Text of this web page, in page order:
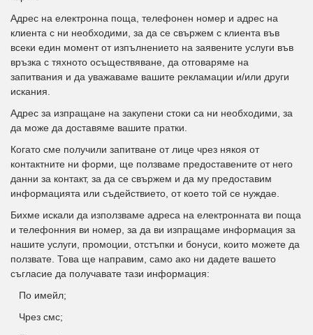
Адрес на електронна поща, телефонен номер и адрес на
клиента с ни необходими, за да се свържем с клиента във
всеки един момент от изпълнението на заявените услуги във
връзка с тяхното осъществяване, да отговаряме на
запитвания и да уважаваме вашите рекламации и/или други
искания.
Адрес за изпращане на закупени стоки са ни необходими, за
да може да доставяме вашите пратки.
Когато сме получили запитване от лице чрез някоя от
контактните ни форми, ще ползваме предоставените от него
данни за контакт, за да се свържем и да му предоставим
информацията или съдействието, от което той се нуждае.
Бихме искали да използваме адреса на електронната ви поща
и телефонния ви номер, за да ви изпращаме информация за
нашите услуги, промоции, отстъпки и бонуси, които можете да
ползвате. Това ще направим, само ако ни дадете вашето
съгласие да получавате тази информация:
 По имейл;
 Чрез смс;